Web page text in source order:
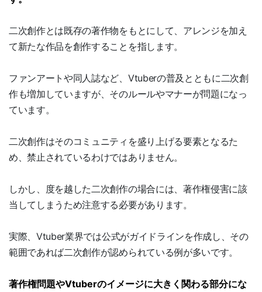
二次創作とは既存の著作物をもとにして、アレンジを加え
て新たな作品を創作することを指します。
ファンアートや同人誌など、Vtuberの普及とともに二次創
作も増加していますが、そのルールやマナーが問題になっ
ています。
二次創作はそのコミュニティを盛り上げる要素となるた
め、禁止されているわけではありません。
しかし、度を越した二次創作の場合には、著作権侵害に該
当してしまうため注意する必要があります。
実際、Vtuber業界では公式がガイドラインを作成し、その
範囲であれば二次創作が認められている例が多いです。
著作権問題やVtuberのイメージに大きく関わる部分にな